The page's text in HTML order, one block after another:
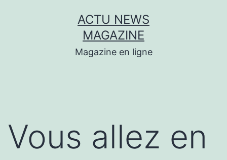
ACTU NEWS
MAGAZINE
Magazine en ligne
Vous allez en